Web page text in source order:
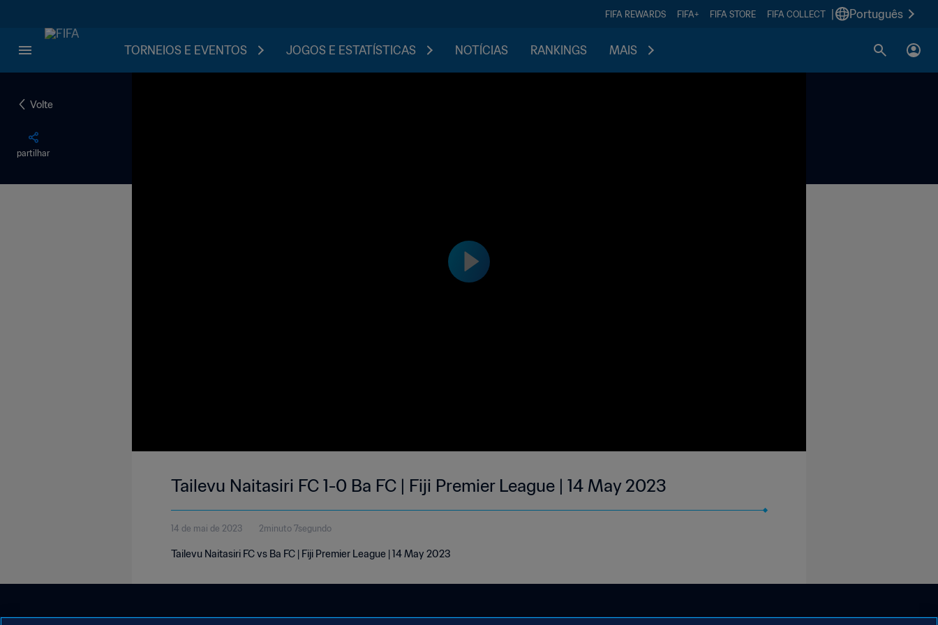
FIFA REWARDS FIFA+ FIFA STORE FIFA COLLECT Português
TORNEIOS E EVENTOS JOGOS E ESTATÍSTICAS NOTÍCIAS RANKINGS MAIS
Volte
partilhar
Tailevu Naitasiri FC 1-0 Ba FC | Fiji Premier League | 14 May 2023
14 de mai de 2023 2minuto 7segundo
Tailevu Naitasiri FC vs Ba FC | Fiji Premier League | 14 May 2023